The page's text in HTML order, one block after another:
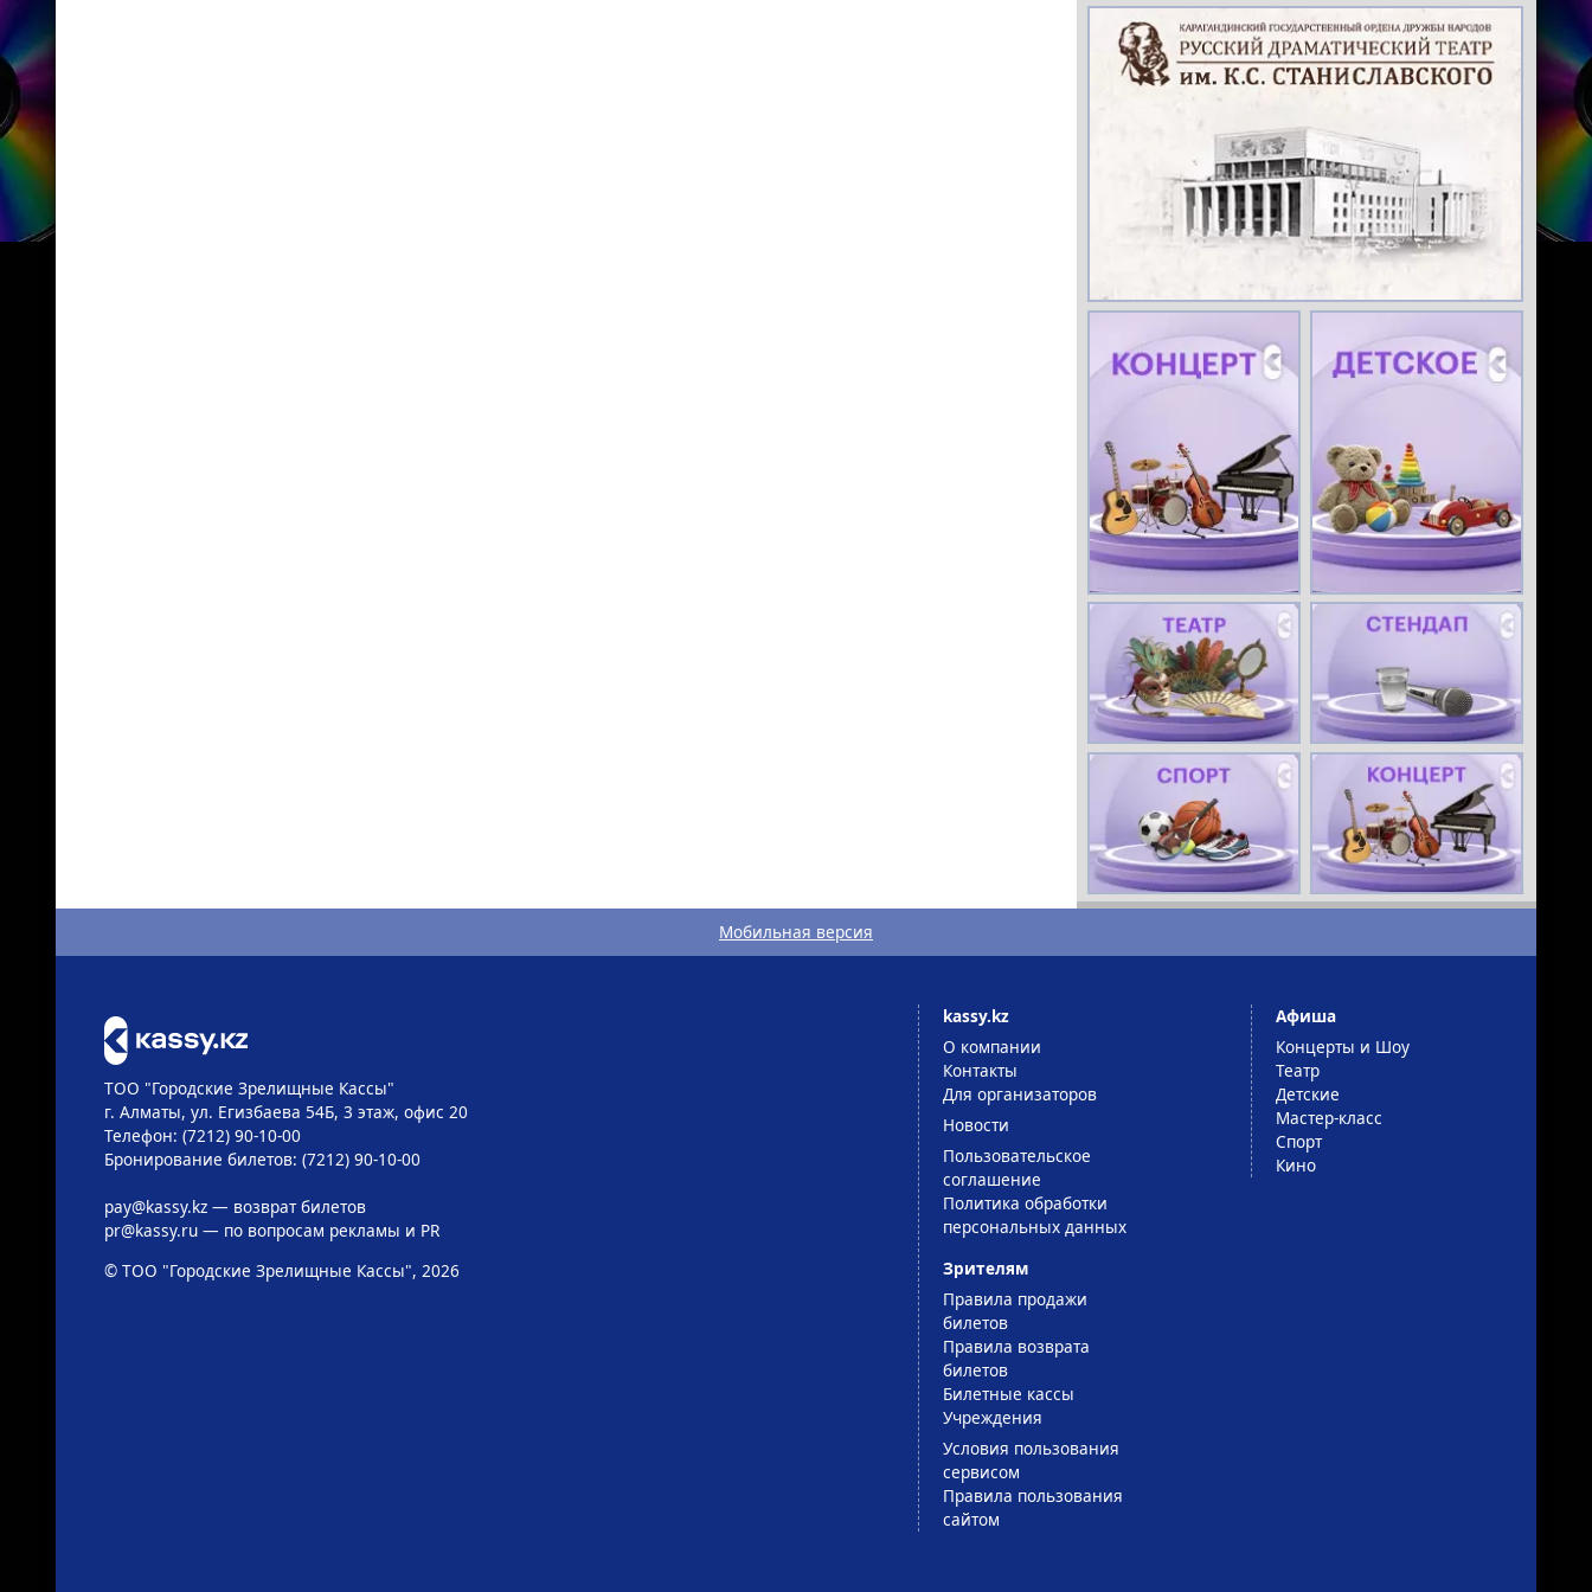
Мобильная версия
ТОО "Городские Зрелищные Кассы"
г. Алматы, ул. Егизбаева 54Б, 3 этаж, офис 20
Телефон: (7212) 90-10-00
Бронирование билетов: (7212) 90-10-00
pay@kassy.kz— возврат билетов
pr@kassy.ru— по вопросам рекламы и PR
© ТОО "Городские Зрелищные Кассы", 2026
kassy.kz
О компании
Контакты
Для организаторов
Новости
Пользовательское
соглашение
Политика обработки
персональных данных
Зрителям
Правила продажи
билетов
Правила возврата
билетов
Билетные кассы
Учреждения
Условия пользования
сервисом
Правила пользования
сайтом
Афиша
Концерты и Шоу
Театр
Детские
Мастер-класс
Спорт
Кино